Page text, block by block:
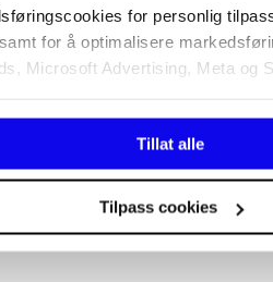
for personlig
for å optimalisere
Microsoft Advertising, Meta og
Tillat alle
Tilpass cookies